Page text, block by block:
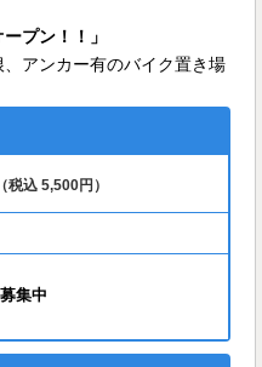
プン！！」
アンカー有のバイク置き場
（税込 5,500円）
募集中